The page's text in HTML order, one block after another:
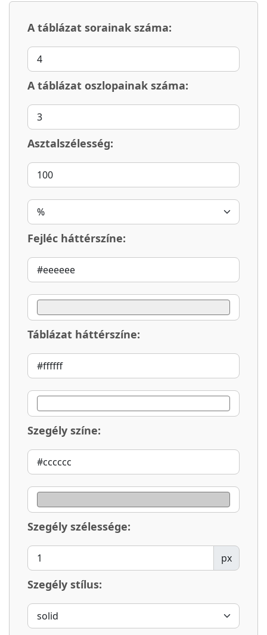
A táblázat sorainak száma:
A táblázat oszlopainak száma:
Asztalszélesség:
Fejléc háttérszíne:
Táblázat háttérszíne:
Szegély színe:
Szegély szélessége:
px
Szegély stílus: